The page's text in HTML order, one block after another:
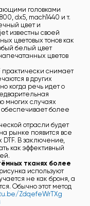
головками
dx5, mach1440 и т.
цвет и
известны своей
цветовых тонов как
белый цвет
цветов
практически снимает
в других
когда речь идет о
многих случаях
обеспечивает более
отрасли будет
рынке появится все
В заключение,
как эффективный
тканях более
используют
не как броня, а
Обычно этот метод
ZdqefeWrTXg